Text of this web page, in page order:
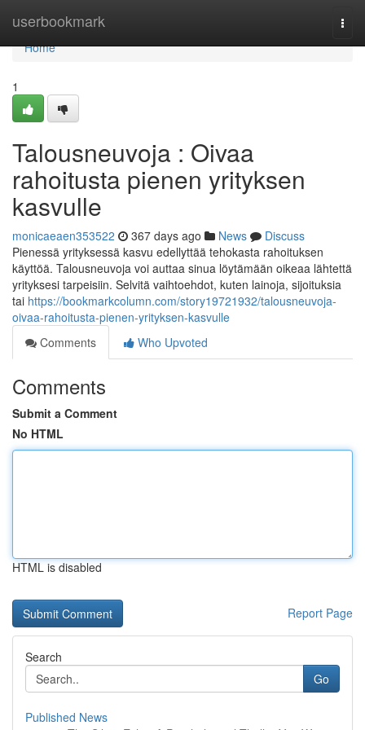
userbookmark
Home
Home
1
Talousneuvoja : Oivaa
rahoitusta pienen yrityksen
kasvulle
monicaeaen353522 367 days ago News
Discuss
Pienessä yrityksessä kasvu edellyttää tehokasta rahoituksen
käyttöä. Talousneuvoja voi auttaa sinua löytämään oikeaa lähtettä
yrityksesi tarpeisiin. Selvitä vaihtoehdot, kuten lainoja, sijoituksia
tai https://bookmarkcolumn.com/story19721932/talousneuvoja-
oivaa-rahoitusta-pienen-yrityksen-kasvulle
Comments
Who Upvoted
Comments
Submit a Comment
No HTML
HTML is disabled
Report Page
Search
Go
Published News